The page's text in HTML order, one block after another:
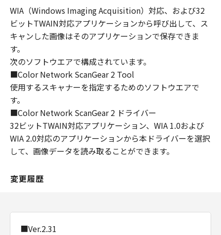
WIA（Windows Imaging Acquisition）対応、および32
ビットTWAIN対応アプリケーションから呼び出して、ス
キャンした画像はそのアプリケーションで保存できま
す。
次のソフトウエアで構成されています。
■Color Network ScanGear 2 Tool
使用するスキャナーを指定するためのソフトウエアで
す。
■Color Network ScanGear 2 ドライバー
32ビットTWAIN対応アプリケーション、WIA 1.0および
WIA 2.0対応のアプリケーションから本ドライバーを選択
して、画像データを読み取ることができます。
変更履歴
■Ver.2.31